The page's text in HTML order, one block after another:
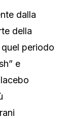
dalla
della
periodo
e